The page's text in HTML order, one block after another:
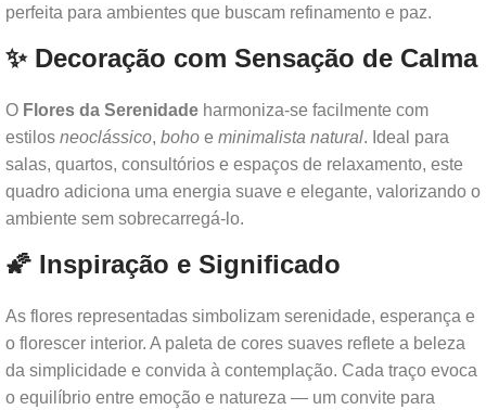
perfeita para ambientes que buscam refinamento e paz.
✨ Decoração com Sensação de Calma
O Flores da Serenidade harmoniza-se facilmente com
estilos neoclássico, boho e minimalista natural. Ideal para
salas, quartos, consultórios e espaços de relaxamento, este
quadro adiciona uma energia suave e elegante, valorizando o
ambiente sem sobrecarregá-lo.
🌠 Inspiração e Significado
As flores representadas simbolizam serenidade, esperança e
o florescer interior. A paleta de cores suaves reflete a beleza
da simplicidade e convida à contemplação. Cada traço evoca
o equilíbrio entre emoção e natureza — um convite para